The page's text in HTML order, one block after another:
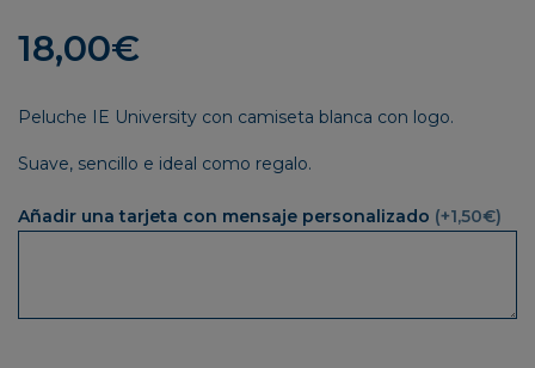
18,00€
Peluche IE University con camiseta blanca con logo.
Suave, sencillo e ideal como regalo.
Añadir una tarjeta con mensaje personalizado (+1,50€)